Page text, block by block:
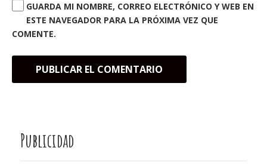
GUARDA MI NOMBRE, CORREO ELECTRÓNICO Y WEB EN
ESTE NAVEGADOR PARA LA PRÓXIMA VEZ QUE
COMENTE.
Publicidad